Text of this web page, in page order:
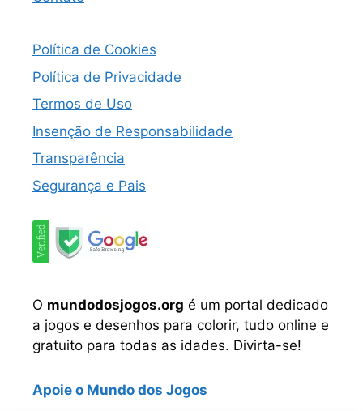
Política de Cookies
Política de Privacidade
Termos de Uso
Insenção de Responsabilidade
Transparência
Segurança e Pais
O mundodosjogos.org é um portal dedicado
a jogos e desenhos para colorir, tudo online e
gratuito para todas as idades. Divirta-se!
Apoie o Mundo dos Jogos